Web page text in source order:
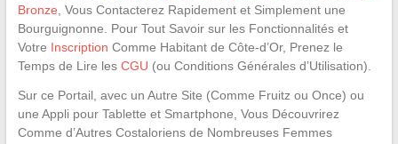
Bronze , Vous Contacterez Rapidement et Simplement une
Bourguignonne. Pour Tout Savoir sur les Fonctionnalités et
Votre Inscription Comme Habitant de Côte-d’Or, Prenez le
Temps de Lire les CGU (ou Conditions Générales d’Utilisation).
Sur ce Portail, avec un Autre Site (Comme Fruitz ou Once) ou
une Appli pour Tablette et Smartphone, Vous Découvrirez
Comme d’Autres Costaloriens de Nombreuses Femmes